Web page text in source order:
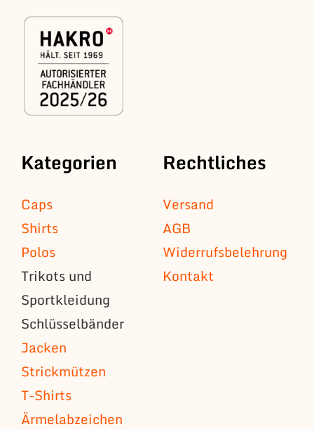
Kategorien
Caps
Shirts
Polos
Trikots und
Sportkleidung
Schlüsselbänder
Jacken
Strickmützen
T-Shirts
Ärmelabzeichen
Rechtliches
Versand
AGB
Widerrufsbelehrung
Kontakt